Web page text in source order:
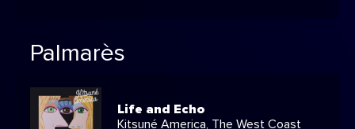
Palmarès
Life and Echo
Kitsuné America, The West Coast